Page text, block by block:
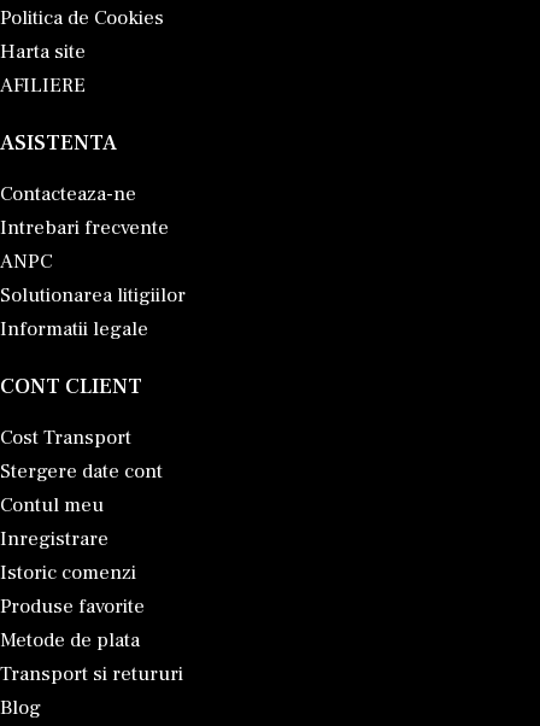
Politica de Cookies
Harta site
AFILIERE
ASISTENTA
Contacteaza-ne
Intrebari frecvente
ANPC
Solutionarea litigiilor
Informatii legale
CONT CLIENT
Cost Transport
Stergere date cont
Contul meu
Inregistrare
Istoric comenzi
Produse favorite
Metode de plata
Transport si retururi
Blog